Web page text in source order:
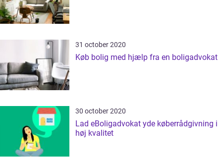
31 october 2020
Køb bolig med hjælp fra en boligadvokat
30 october 2020
Lad eBoligadvokat yde køberrådgivning i
høj kvalitet